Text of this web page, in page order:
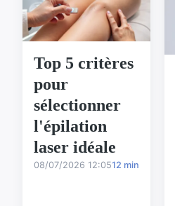
Top 5 critères
pour
sélectionner
l'épilation
laser idéale
08/07/2026 12:0512 min